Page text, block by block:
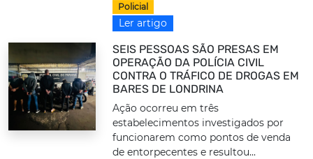
Policial
Ler artigo
SEIS PESSOAS SÃO PRESAS EM
OPERAÇÃO DA POLÍCIA CIVIL
CONTRA O TRÁFICO DE DROGAS EM
BARES DE LONDRINA
Ação ocorreu em três
estabelecimentos investigados por
funcionarem como pontos de venda
de entorpecentes e resultou...